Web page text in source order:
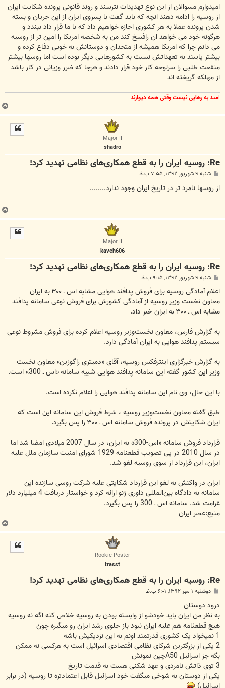
ت
امیدوارم مسوالان از این نوع تهدیدات نترسند و روند قانونی پرونده شکایت ایران
از روسیه را ادامه دهند انچه که باید گفت با پسروی ایران از این جریان و بسته
شدن پرونده عملا به هر کشوری اجازه خواهیم داد که با ما قرار داد ببندد و
هرگونه خود می خواهد ان رافسخ کند من به شخصه امریکا را امین تر از روسیه
می دانم چرا که امریکا همیشه از متحدان و دوستانش به خوبی دفاع کرده و
بیشتر پایبند به تعهداتش نسبت به کشورهایی دیگر بوده است اما روسها بیشتر
منفعت طلبی را سرلوحه کار خود قرار دادند و هرجا که ضرر وزیانی در کار باشد
از مهلکه گریخته اند
امید به رهایی نیست وقتی همه دیوارند
Major II
shadro
Re: روسیه ایران را به قطع همکاری‌های نظامی تهدید کرد!
ت
شنبه ۹ شهریور ۱۳۹۲, ۷:۵۵ ب.ظ
از روسها نامرد تر در تاريخ ايران وجود ندارد........
Major II
kaveh606
Re: روسیه ایران را به قطع همکاری‌های نظامی تهدید کرد!
ت
شنبه ۹ شهریور ۱۳۹۲, ۹:۱۵ ب.ظ
اعلام آمادگی روسیه برای فروش پدافند هوایی مشابه اس ـ ۳۰۰ به ایران
معاون نخست وزیر روسیه از آمادگی کشورش برای فروش نوعی سامانه پدافند
مشابه اس ـ ۳۰۰ به ایران خبر داد.
به گزارش فارس، معاون نخست‌وزیر روسیه اعلام کرده برای فروش مشروط نوعی
سیستم پدافند هوایی به ایران آمادگی دارد.
به گزارش خبرگزاری اینترفکس روسیه، آقای «دمیتری راگوزین» معاون نخست
وزیر این کشور گفته این سامانه پدافند هوایی شبیه سامانه «اس ـ 300» است.
با این حال، وی نام این سامانه پدافند هوایی را اعلام نکرده است.
طبق گفته معاون نخست‌وزیر روسیه ، شرط فروش این سامانه این است که
ایران شکایتش در پرونده فروش سامانه اس ـ ۳۰۰ را پس بگیرد.
قرارداد فروش سامانه «اس-300» به ایران، در سال 2007 میلادی امضا شد اما
در سال 2010 در پی تصویب قطعنامه 1929 شورای امنیت سازمان ملل علیه
ایران، این قرارداد از سوی روسیه لغو شد.
ایران در واکنش به لغو این قرارداد شکایتی علیه شرکت روسی سازنده این
سامانه به دادگاه بین‌المللی داوری ژنو ارائه کرد و خواستار دریافت 4 میلیارد دلار
غرامت شد. سامانه اس ـ 300 را پس بگیرد.
منبع:عصر ایران
Rookie Poster
trasst
Re: روسیه ایران را به قطع همکاری‌های نظامی تهدید کرد!
ت
دوشنبه ۱ مهر ۱۳۹۲, ۶:۰۱ ب.ظ
درود دوستان
به نظر من ایران باید خودشو از وابسته بودن به روسیه خلاص کنه اگه نه روسیه
هیچ قطعنامه هم علیه ایران نبود باز جلوی رشد ایران رو میگیره چون
1 نمیخواد یک کشوری قدرتمند اونم به این نزدیکیش باشه
2 یکی از بزرگترین شرکای نظامی اقتصادی اسرائیل است به هرکسی نه ممکن
بگه جز اسرائیل A50چین نمونش
3 توی ذاتش نامردی و عهد شکنی هست به قدمت تاریخ
یکی از دوستان به شوخی میگفت خود اسرائیل قابل اعتمادتره تا روسیه (در برابر